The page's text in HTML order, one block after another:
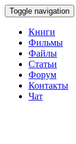
Toggle navigation
Книги
Фильмы
Файлы
Статьи
Форум
Контакты
Чат